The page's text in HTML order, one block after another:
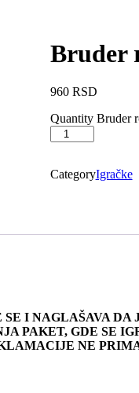
Bruder
960 RSD
Quantity Bruder
CategoryIgračke
I NAGLAŠAVA
PAKET, GDE SE
NE